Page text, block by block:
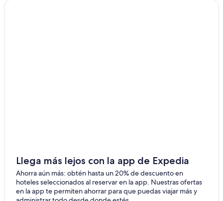
Hoteles de golf en Reedley
Hoteles de lujo en Reedley
Llega más lejos con la app de Expedia
Ahorra aún más: obtén hasta un 20% de descuento en
hoteles seleccionados al reservar en la app. Nuestras ofertas
en la app te permiten ahorrar para que puedas viajar más y